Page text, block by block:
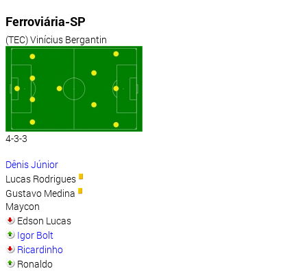
Ferroviária-SP
(TEC) Vinícius Bergantin
4-3-3
Dênis Júnior
Lucas Rodrigues
Gustavo Medina
Maycon
Edson Lucas
Igor Bolt
Ricardinho
Ronaldo